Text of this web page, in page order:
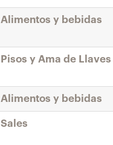
Alimentos y bebidas
Pisos y Ama de Llaves
Alimentos y bebidas
Sales